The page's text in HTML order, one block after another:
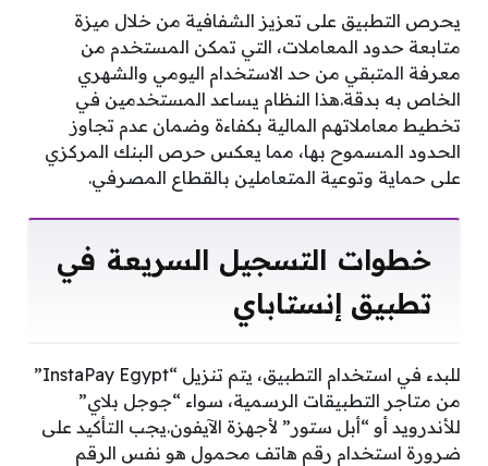
يحرص التطبيق على تعزيز الشفافية من خلال ميزة
متابعة حدود المعاملات، التي تمكن المستخدم من
معرفة المتبقي من حد الاستخدام اليومي والشهري
الخاص به بدقة.هذا النظام يساعد المستخدمين في
تخطيط معاملاتهم المالية بكفاءة وضمان عدم تجاوز
الحدود المسموح بها، مما يعكس حرص البنك المركزي
على حماية وتوعية المتعاملين بالقطاع المصرفي.
خطوات التسجيل السريعة في
تطبيق إنستاباي
للبدء في استخدام التطبيق، يتم تنزيل “InstaPay Egypt”
من متاجر التطبيقات الرسمية، سواء “جوجل بلاي”
للأندرويد أو “أبل ستور” لأجهزة الآيفون.يجب التأكيد على
ضرورة استخدام رقم هاتف محمول هو نفس الرقم